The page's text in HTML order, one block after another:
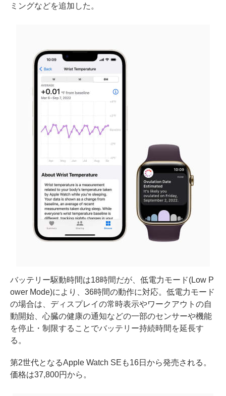
ミングなどを追加した。
バッテリー駆動時間は18時間だが、低電力モード(Low P
ower Mode)により、36時間の動作に対応。低電力モード
の場合は、ディスプレイの常時表示やワークアウトの自
動開始、心臓の健康の通知などの一部のセンサーや機能
を停止・制限することでバッテリー持続時間を延長す
る。
第2世代となるApple Watch SEも16日から発売される。
価格は37,800円から。